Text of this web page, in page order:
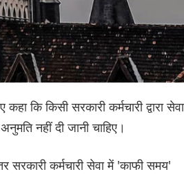
कि किसी सरकारी कर्मचारी द्वारा सेवा
नहीं दी जानी चाहिए।
सरकारी कर्मचारी सेवा में 'काफी समय'